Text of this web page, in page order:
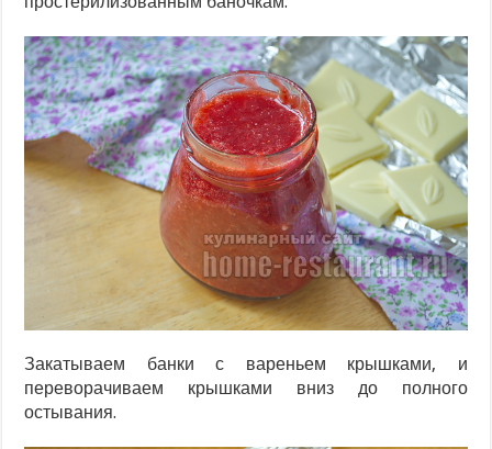
Закатываем банки с вареньем крышками, и
переворачиваем крышками вниз до полного
остывания.